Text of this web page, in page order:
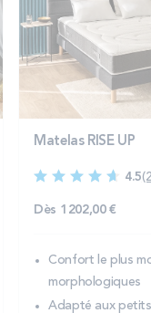
Matelas RISE UP
4.5
Dès 1 202,00 €
Confort le plus
morphologiques
Adapté aux